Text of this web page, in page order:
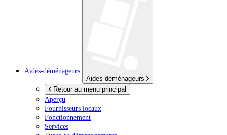
Aides-déménageurs
Aides-déménageurs
Retour au menu principal
Aperçu
Fournisseurs locaux
Fonctionnement
Services